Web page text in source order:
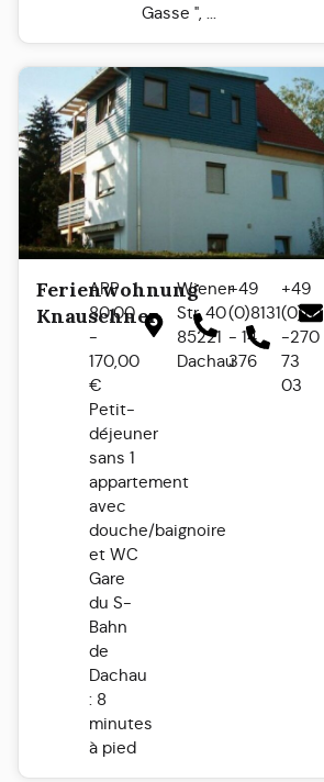
Gasse ", ...
Ferienwohnung
Knauschner
APP
80,00
-
170,00
€
Petit-
déjeuner
sans 1
appartement
avec
douche/baignoire
et WC
Gare
du S-
Bahn
de
Dachau
: 8
minutes
à pied
Wiener
Str. 40
85221
Dachau
+49
(0)8131
- 14
376
+49
(0)171
-270
73
03